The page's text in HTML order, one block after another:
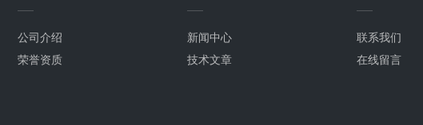
公司介绍
荣誉资质
新闻中心
技术文章
联系我们
在线留言